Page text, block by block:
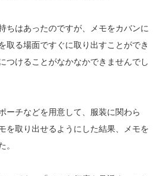
ちはあったのですが、メモをカバンに
取る場面ですぐに取り出すことができ
つけることがなかなかできませんでし
ーチなどを用意して、服装に関わら
を取り出せるようにした結果、メモを
。